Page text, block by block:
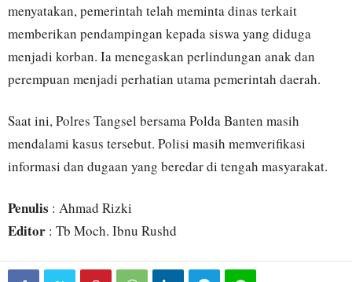
menyatakan, pemerintah telah meminta dinas terkait
memberikan pendampingan kepada siswa yang diduga
menjadi korban. Ia menegaskan perlindungan anak dan
perempuan menjadi perhatian utama pemerintah daerah.
Saat ini, Polres Tangsel bersama Polda Banten masih
mendalami kasus tersebut. Polisi masih memverifikasi
informasi dan dugaan yang beredar di tengah masyarakat.
Penulis : Ahmad Rizki
Editor : Tb Moch. Ibnu Rushd